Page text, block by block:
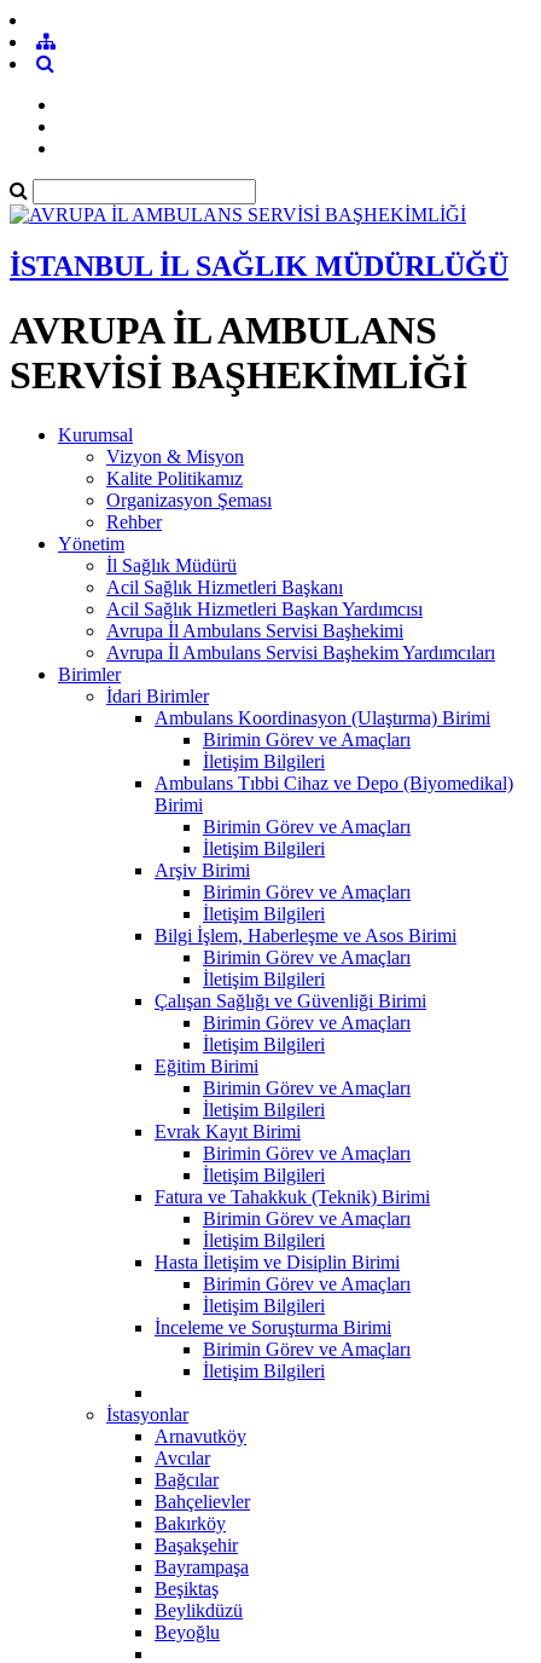
İSTANBUL İL SAĞLIK MÜDÜRLÜĞÜ
AVRUPA İL AMBULANS
SERVİSİ BAŞHEKİMLİĞİ
Kurumsal
Vizyon & Misyon
Kalite Politikamız
Organizasyon Şeması
Rehber
Yönetim
İl Sağlık Müdürü
Acil Sağlık Hizmetleri Başkanı
Acil Sağlık Hizmetleri Başkan Yardımcısı
Avrupa İl Ambulans Servisi Başhekimi
Avrupa İl Ambulans Servisi Başhekim Yardımcıları
Birimler
İdari Birimler
Ambulans Koordinasyon (Ulaştırma) Birimi
Birimin Görev ve Amaçları
İletişim Bilgileri
Ambulans Tıbbi Cihaz ve Depo (Biyomedikal)
Birimi
Birimin Görev ve Amaçları
İletişim Bilgileri
Arşiv Birimi
Birimin Görev ve Amaçları
İletişim Bilgileri
Bilgi İşlem, Haberleşme ve Asos Birimi
Birimin Görev ve Amaçları
İletişim Bilgileri
Çalışan Sağlığı ve Güvenliği Birimi
Birimin Görev ve Amaçları
İletişim Bilgileri
Eğitim Birimi
Birimin Görev ve Amaçları
İletişim Bilgileri
Evrak Kayıt Birimi
Birimin Görev ve Amaçları
İletişim Bilgileri
Fatura ve Tahakkuk (Teknik) Birimi
Birimin Görev ve Amaçları
İletişim Bilgileri
Hasta İletişim ve Disiplin Birimi
Birimin Görev ve Amaçları
İletişim Bilgileri
İnceleme ve Soruşturma Birimi
Birimin Görev ve Amaçları
İletişim Bilgileri
İstasyonlar
Arnavutköy
Avcılar
Bağcılar
Bahçelievler
Bakırköy
Başakşehir
Bayrampaşa
Beşiktaş
Beylikdüzü
Beyoğlu